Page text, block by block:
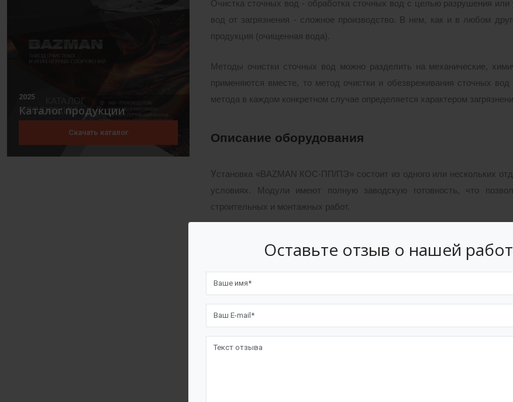
Оставьте отзыв о нашей
2025
Каталог продукции
Скачать каталог
Очистка сточных вод - обработка сточных вод с целью разрушения
вод от загрязнения - сложное производство. В нем, как и в любом
продукция (очищенная вода).
Методы очистки сточных вод можно разделить на механические,
применяются вместе, то метод очистки и обезвреживания сточных
метода в каждом конкретном случае определяется характером
Описание оборудования
Установка «BAZMAN КОС-ПП/ПЭ» состоит из одного или нескольких
условиях. Модули имеют полную заводскую готовность, что
строительных и монтажных работ.
Сточные воды по самотечному коллектору или от канализационной
ПЭ» и после очистки сбрасываются по самотечному коллектору.
Загрузка денитрификатора и аэротенка легкодоступна для
Совмещение аэротенка и илоотделителя в одном блоке позволяет
Конструктивные особенности тонкослойного илоотделителя